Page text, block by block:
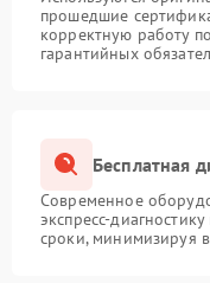
прошедшие
корректную работу
гарантийных
Бесплатная
Современное
экспресс-
сроки, минимизируя